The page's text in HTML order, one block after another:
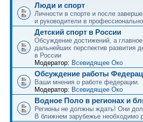
Люди и спорт
Личности в спорте и после
и руководители в
Детский спорт в России
Обсуждение достижений, а
дальнейших перспектив развития
в России
Модератор: Всевидящее Око
Обсуждение работы
Ваши мнения о работе федерации.
Модератор: Всевидящее Око
Водное Поло в регионах и
Регионы не должны ждать! Они
В ближнем зарубежье необходимо